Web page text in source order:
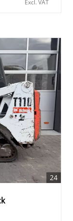
Excl. VAT
24